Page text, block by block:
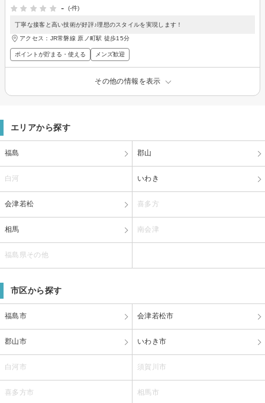
-
(-件)
丁寧な接客と高い技術が好評♪理想のスタイルを実現します！
アクセス：JR常磐線 原ノ町駅 徒歩15分
ポイントが貯まる・使える メンズ歓迎
その他の情報を表示
エリアから探す
福島 郡山
白河 いわき
会津若松 喜多方
相馬 南会津
福島県その他
市区から探す
福島市 会津若松市
郡山市 いわき市
白河市 須賀川市
喜多方市 相馬市